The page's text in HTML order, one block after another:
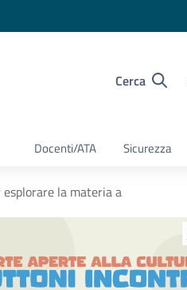
Cerca
Docenti/ATA Sicurezza
la materia a